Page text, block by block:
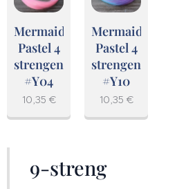
Mermaid
Pastel 4
strengen
#Y04
10,35 €
Mermaid
Pastel 4
strengen
#Y10
10,35 €
9-streng